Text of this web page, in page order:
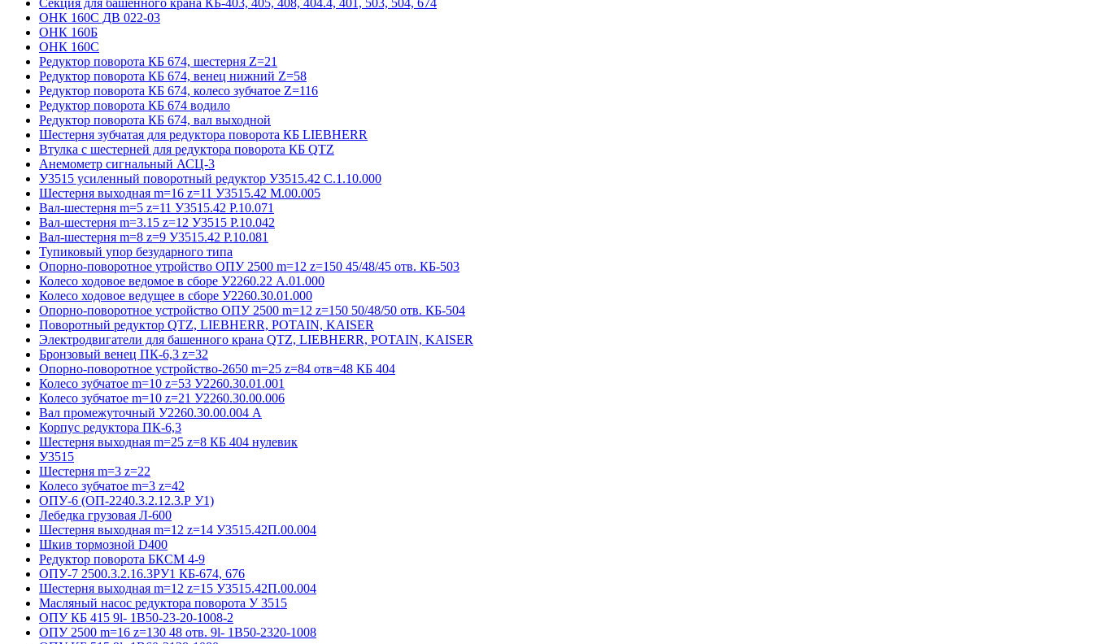
ОНК 160С ДВ 022-03
ОНК 160Б
ОНК 160С
Редуктор поворота КБ 674, шестерня Z=21
Редуктор поворота КБ 674, венец нижний Z=58
Редуктор поворота КБ 674, колесо зубчатое Z=116
Редуктор поворота КБ 674 водило
Редуктор поворота КБ 674, вал выходной
Шестерня зубчатая для редуктора поворота КБ LIEBHERR
Втулка с шестерней для редуктора поворота КБ QTZ
Анемометр сигнальный АСЦ-3
У3515 усиленный поворотный редуктор У3515.42 С.1.10.000
Шестерня выходная m=16 z=11 У3515.42 М.00.005
Вал-шестерня m=5 z=11 У3515.42 Р.10.071
Вал-шестерня m=3.15 z=12 У3515 Р.10.042
Вал-шестерня m=8 z=9 У3515.42 Р.10.081
Тупиковый упор безударного типа
Опорно-поворотное утройство ОПУ 2500 m=12 z=150 45/48/45 отв. КБ-503
Колесо ходовое ведомое в сборе У2260.22 А.01.000
Колесо ходовое ведущее в сборе У2260.30.01.000
Опорно-поворотное устройство ОПУ 2500 m=12 z=150 50/48/50 отв. КБ-504
Поворотный редуктор QTZ, LIEBHERR, POTAIN, KAISER
Электродвигатели для башенного крана QTZ, LIEBHERR, POTAIN, KAISER
Бронзовый венец ПК-6,3 z=32
Опорно-поворотное устройство-2650 m=25 z=84 отв=48 КБ 404
Колесо зубчатое m=10 z=53 У2260.30.01.001
Колесо зубчатое m=10 z=21 У2260.30.00.006
Вал промежуточный У2260.30.00.004 А
Корпус редуктора ПК-6,3
Шестерня выходная m=25 z=8 КБ 404 нулевик
У3515
Шестерня m=3 z=22
Колесо зубчатое m=3 z=42
ОПУ-6 (ОП-2240.3.2.12.3.Р У1)
Лебедка грузовая Л-600
Шестерня выходная m=12 z=14 У3515.42П.00.004
Шкив тормозной D400
Редуктор поворота БКСМ 4-9
ОПУ-7 2500.3.2.16.3РУ1 КБ-674, 676
Шестерня выходная m=12 z=15 У3515.42П.00.004
Масляный насос редуктора поворота У 3515
ОПУ КБ 415 9l- 1B50-23-20-1008-2
ОПУ 2500 m=16 z=130 48 отв. 9l- 1B50-2320-1008